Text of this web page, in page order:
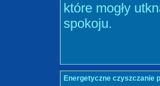
które mogły
spokoju.
Energetyczne czyszczanie